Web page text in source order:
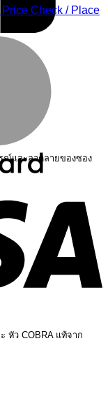
Check / Place
และลวดลายของซอง
หัว COBRA แท้จาก